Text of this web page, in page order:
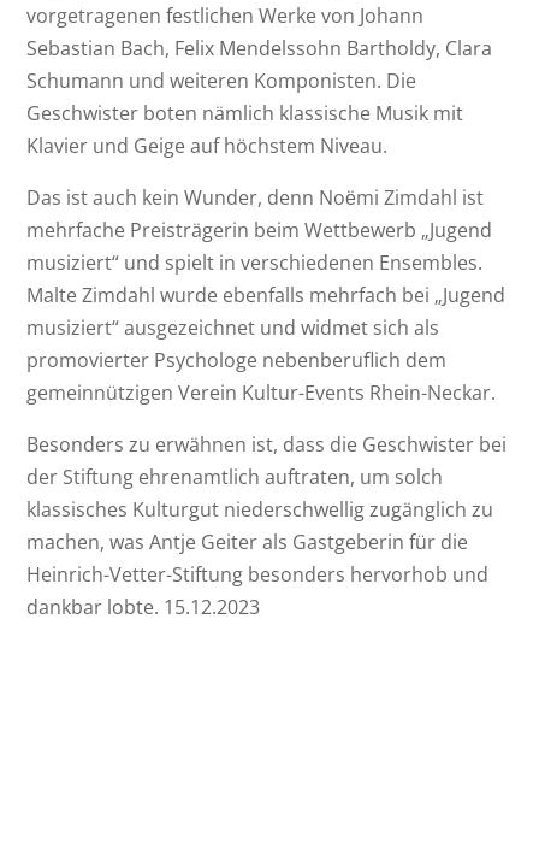
vorgetragenen festlichen Werke von Johann
Sebastian Bach, Felix Mendelssohn Bartholdy, Clara
Schumann und weiteren Komponisten. Die
Geschwister boten nämlich klassische Musik mit
Klavier und Geige auf höchstem Niveau.
Das ist auch kein Wunder, denn Noёmi Zimdahl ist
mehrfache Preisträgerin beim Wettbewerb „Jugend
musiziert“ und spielt in verschiedenen Ensembles.
Malte Zimdahl wurde ebenfalls mehrfach bei „Jugend
musiziert“ ausgezeichnet und widmet sich als
promovierter Psychologe nebenberuflich dem
gemeinnützigen Verein Kultur-Events Rhein-Neckar.
Besonders zu erwähnen ist, dass die Geschwister bei
der Stiftung ehrenamtlich auftraten, um solch
klassisches Kulturgut niederschwellig zugänglich zu
machen, was Antje Geiter als Gastgeberin für die
Heinrich-Vetter-Stiftung besonders hervorhob und
dankbar lobte. 15.12.2023